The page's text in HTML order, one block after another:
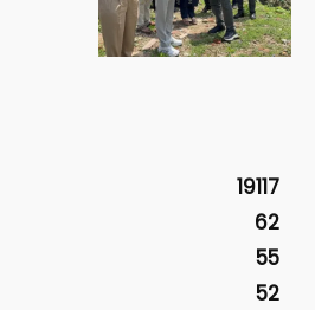
19117
62
55
52